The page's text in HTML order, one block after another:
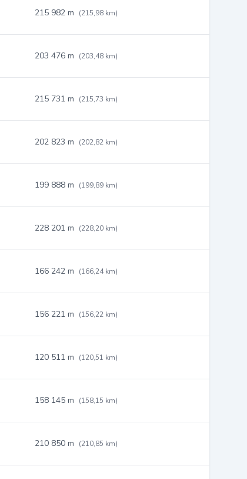
215 982 m (215,98 km)
203 476 m (203,48 km)
215 731 m (215,73 km)
202 823 m (202,82 km)
199 888 m (199,89 km)
228 201 m (228,20 km)
166 242 m (166,24 km)
156 221 m (156,22 km)
120 511 m (120,51 km)
158 145 m (158,15 km)
210 850 m (210,85 km)